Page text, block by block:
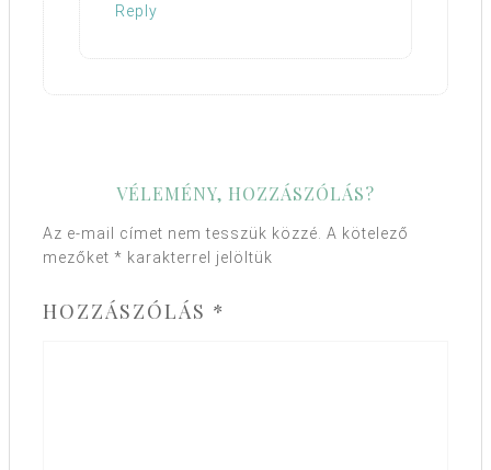
Reply
VÉLEMÉNY, HOZZÁSZÓLÁS?
Az e-mail címet nem tesszük közzé. A kötelező
mezőket * karakterrel jelöltük
HOZZÁSZÓLÁS *